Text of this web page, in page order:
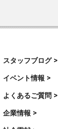
スタッフブログ >
イベント情報 >
よくあるご質問 >
企業情報 >